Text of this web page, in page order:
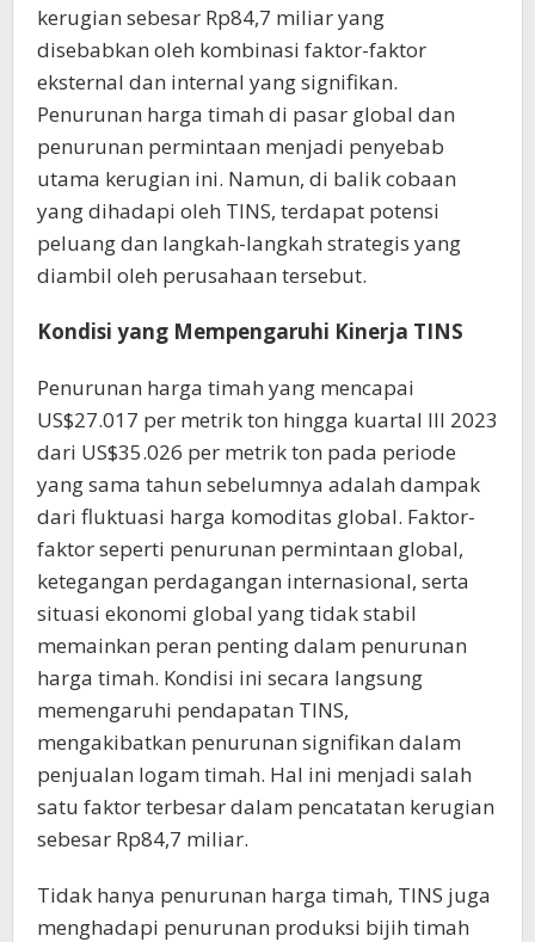
kerugian sebesar Rp84,7 miliar yang
disebabkan oleh kombinasi faktor-faktor
eksternal dan internal yang signifikan.
Penurunan harga timah di pasar global dan
penurunan permintaan menjadi penyebab
utama kerugian ini. Namun, di balik cobaan
yang dihadapi oleh TINS, terdapat potensi
peluang dan langkah-langkah strategis yang
diambil oleh perusahaan tersebut.
Kondisi yang Mempengaruhi Kinerja TINS
Penurunan harga timah yang mencapai
US$27.017 per metrik ton hingga kuartal III 2023
dari US$35.026 per metrik ton pada periode
yang sama tahun sebelumnya adalah dampak
dari fluktuasi harga komoditas global. Faktor-
faktor seperti penurunan permintaan global,
ketegangan perdagangan internasional, serta
situasi ekonomi global yang tidak stabil
memainkan peran penting dalam penurunan
harga timah. Kondisi ini secara langsung
memengaruhi pendapatan TINS,
mengakibatkan penurunan signifikan dalam
penjualan logam timah. Hal ini menjadi salah
satu faktor terbesar dalam pencatatan kerugian
sebesar Rp84,7 miliar.
Tidak hanya penurunan harga timah, TINS juga
menghadapi penurunan produksi bijih timah